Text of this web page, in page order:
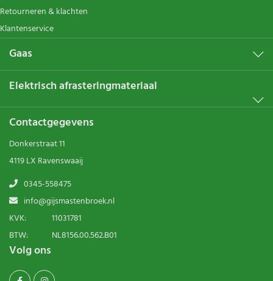
Retourneren & klachten
Klantenservice
Gaas
Elektrisch afrasteringmateriaal
Contactgegevens
Donkerstraat 11
4119 LX Ravenswaaij
0345-558475
info@gijsmastenbroek.nl
KVK:
11031781
BTW:
NL8156.00.562.B01
Volg ons